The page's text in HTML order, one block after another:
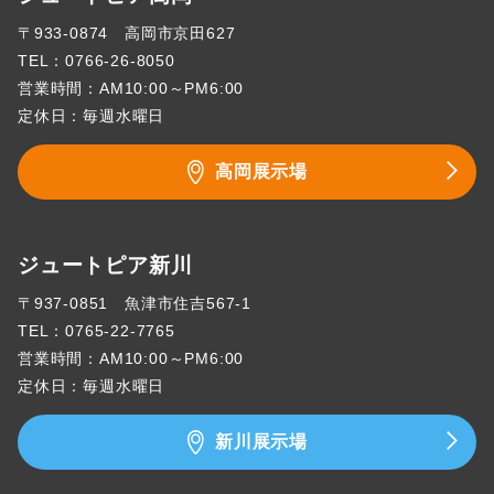
〒933-0874 高岡市京田627
TEL：0766-26-8050
営業時間：AM10:00～PM6:00
定休日：毎週水曜日
高岡展示場
ジュートピア新川
〒937-0851 魚津市住吉567-1
TEL：0765-22-7765
営業時間：AM10:00～PM6:00
定休日：毎週水曜日
新川展示場